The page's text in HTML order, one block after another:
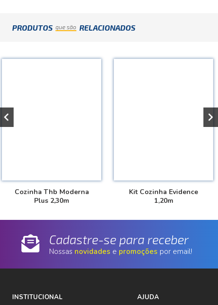
PRODUTOS que são RELACIONADOS
Cozinha Thb Moderna
Plus 2,30m
Kit Cozinha Evidence
1,20m
Cadastre-se para receber
Nossas novidades e promoções por email!
INSTITUCIONAL AJUDA